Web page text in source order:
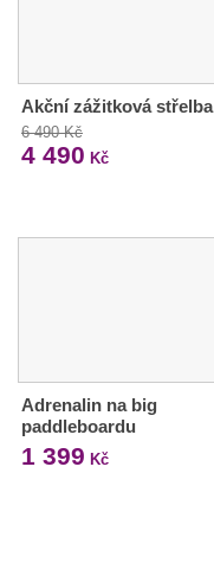
Akční zážitková střelba
6 490 Kč
4 490 Kč
Adrenalin na big
paddleboardu
1 399 Kč